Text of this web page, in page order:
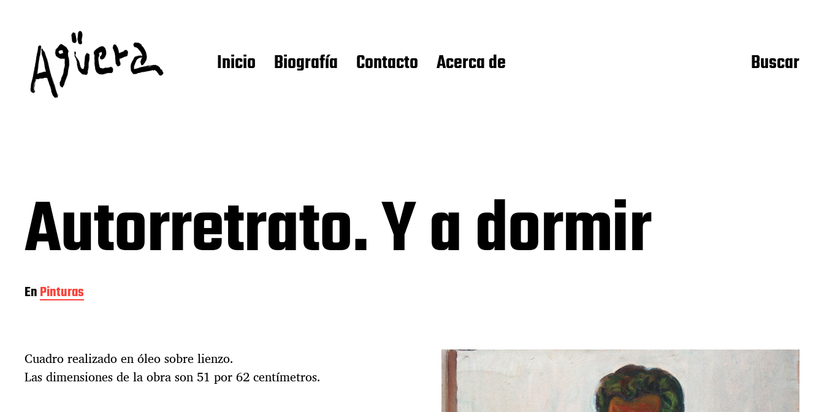
Inicio Biografía Contacto Acerca de Buscar
Autorretrato. Y a dormir
EnPinturas
Cuadro realizado en óleo sobre lienzo.
Las dimensiones de la obra son 51 por 62 centímetros.